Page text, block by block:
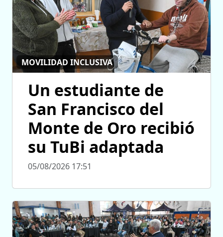
MOVILIDAD INCLUSIVA
Un estudiante de
San Francisco del
Monte de Oro recibió
su TuBi adaptada
05/08/2026 17:51